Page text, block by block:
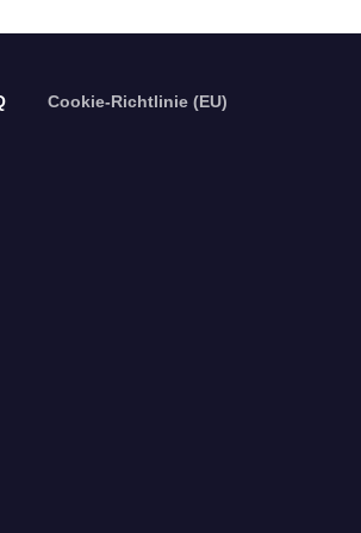
Cookie-Richtlinie (EU)